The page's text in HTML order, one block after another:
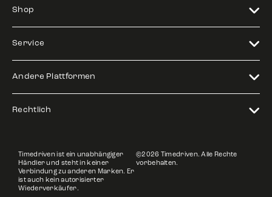
Shop
Service
Andere Plattformen
Rechtlich
Timedriven ist ein unabhängiger
Händler und steht in keiner
Verbindung zu anderen Marken. Er
ist auch kein autorisierter
Wiederverkäufer.
©2026 Timedriven. Alle Rechte
vorbehalten.